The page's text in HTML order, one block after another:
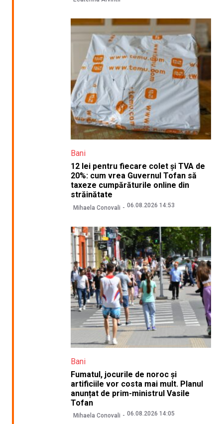
Bani
12 lei pentru fiecare colet și TVA de
20%: cum vrea Guvernul Tofan să
taxeze cumpărăturile online din
străinătate
Mihaela Conovali 06.08.2026 14:53
Bani
Fumatul, jocurile de noroc și
artificiile vor costa mai mult. Planul
anunțat de prim-ministrul Vasile
Tofan
Mihaela Conovali 06.08.2026 14:05